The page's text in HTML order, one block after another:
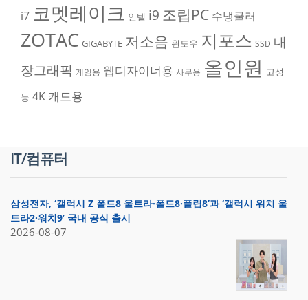
i7 코멧레이크 인텔 i9 조립PC 수냉쿨러
ZOTAC GIGABYTE 저소음 윈도우 지포스 SSD 내
장그래픽 게임용 웹디자이너용 사무용 올인원 고성
능 4K 캐드용
IT/컴퓨터
삼성전자, ‘갤럭시 Z 폴드8 울트라·폴드8·플립8’과 ‘갤럭시 워치 울
트라2·워치9’ 국내 공식 출시
2026-08-07